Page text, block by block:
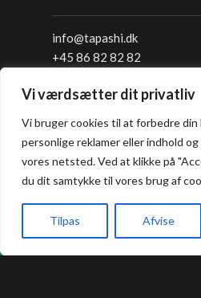
Vi værdsætter dit privatliv
Vi bruger cookies til at forbedre
personlige reklamer eller indhold
vores netsted. Ved at klikke på
du dit samtykke til vores brug af
Tilpas Afvise
Vi holder lukket hver
info@tapashi.dk
+45 86 82 82 82
Åbningstider
Frokost: 12:00 - 16:00
Aften: 17:00 - 22:00
Køkkenet lukker en halv
Allergi information